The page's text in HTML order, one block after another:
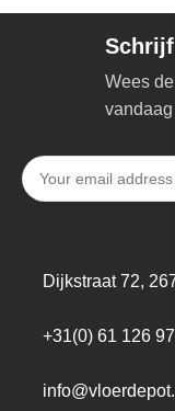
Wees
Dijkstraat 72,
+31(0) 61 126